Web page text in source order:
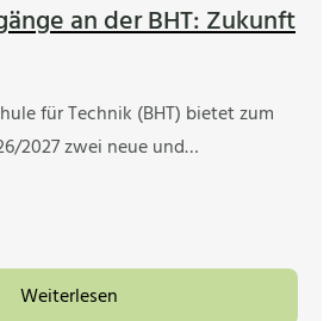
an der BHT: Zukunft
für Technik (BHT) bietet zum
2027 zwei neue und…
Weiterlesen